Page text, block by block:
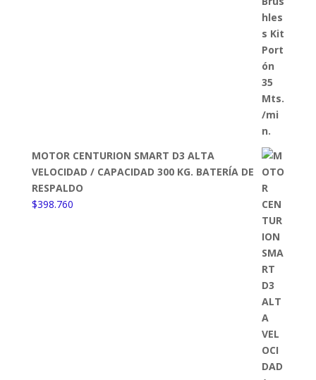
MOTOR CENTURION SMART D3 ALTA
VELOCIDAD / CAPACIDAD 300 KG. BATERÍA DE
RESPALDO
$398.760